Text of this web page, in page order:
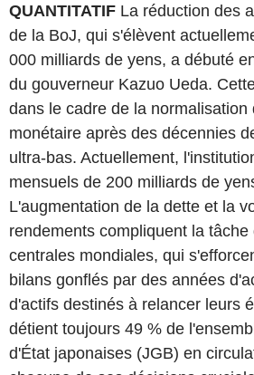
QUANTITATIF La réduction des
de la BoJ, qui s'élèvent
000 milliards de yens, a débuté
du gouverneur Kazuo Ueda.
dans le cadre de la normalisation
monétaire après des décennies
ultra-bas. Actuellement,
mensuels de 200 milliards de
L'augmentation de la dette et la
rendements compliquent la tâche
centrales mondiales, qui
bilans gonflés par des années
d'actifs destinés à relancer leurs
détient toujours 49 % de
d'État japonaises (JGB) en